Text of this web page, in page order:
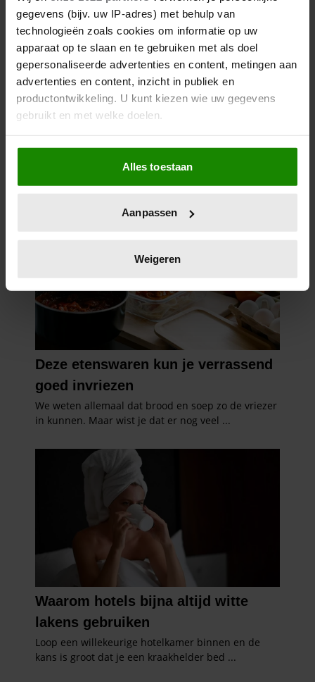
gegevens (bijv. uw IP-adres) met behulp van
technologieën zoals cookies om informatie op uw
apparaat op te slaan en te gebruiken met als doel
gepersonaliseerde advertenties en content, metingen aan
advertenties en content, inzicht in publiek en
productontwikkeling. U kunt kiezen wie uw gegevens
gebruikt en met welke doelen.
Als u het toestaat, willen we ook graag:
Informatie verzamelen over uw geografische
locatie, die tot een paar meter nauwkeurig kan zijn
scannen op specifieke eigenschappen (fingerprinting)
verwerkt en stel uw voorkeuren in het
intrekken in de Cookieverklaring.
We gebruiken cookies om content en advertenties te
personaliseren, om functies voor social media te bieden
en om ons websiteverkeer te analyseren. Ook delen we
informatie over uw gebruik van onze site met onze
partners voor social media, adverteren en analyse. Deze
partners kunnen deze gegevens combineren met andere
informatie die u aan ze heeft verstrekt of die ze hebben
gaat akkoord met onze cookies als u onze website blijft
Alles toestaan
Aanpassen
Weigeren